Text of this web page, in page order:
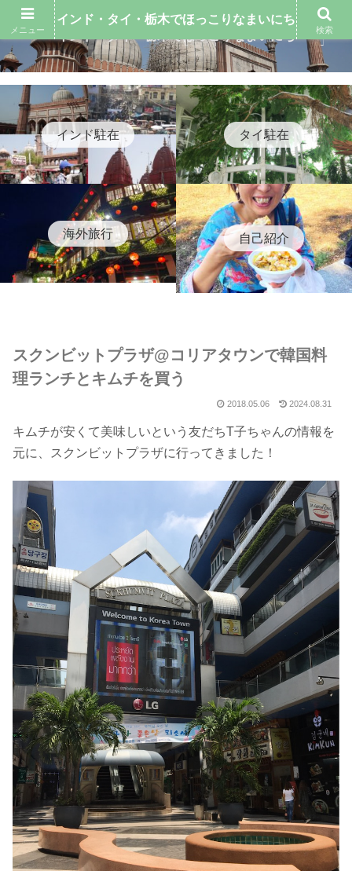
インド駐在 タイ駐在
海外旅行 自己紹介
スクンビットプラザ@コリアタウンで韓国料
理ランチとキムチを買う
2018.05.06 2024.08.31
キムチが安くて美味しいという友だちT子ちゃんの情報を
元に、スクンビットプラザに行ってきました！
メニュー
インド・タイ・栃木でほっこりなまいにち
検索